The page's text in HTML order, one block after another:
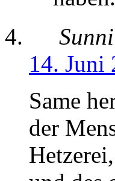
Sunni
14. Juni
Same
der